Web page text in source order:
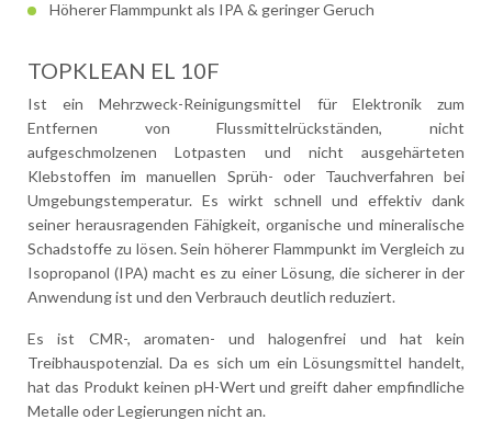
Höherer Flammpunkt als IPA & geringer Geruch
TOPKLEAN EL 10F
Ist ein Mehrzweck-Reinigungsmittel für Elektronik zum
Entfernen von Flussmittelrückständen, nicht
aufgeschmolzenen Lotpasten und nicht ausgehärteten
Klebstoffen im manuellen Sprüh- oder Tauchverfahren bei
Umgebungstemperatur. Es wirkt schnell und effektiv dank
seiner herausragenden Fähigkeit, organische und mineralische
Schadstoffe zu lösen. Sein höherer Flammpunkt im Vergleich zu
Isopropanol (IPA) macht es zu einer Lösung, die sicherer in der
Anwendung ist und den Verbrauch deutlich reduziert.
Es ist CMR-, aromaten- und halogenfrei und hat kein
Treibhauspotenzial. Da es sich um ein Lösungsmittel handelt,
hat das Produkt keinen pH-Wert und greift daher empfindliche
Metalle oder Legierungen nicht an.